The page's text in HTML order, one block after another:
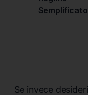
Semplificato
Se invece desideri